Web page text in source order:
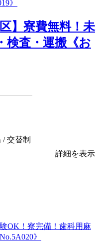
】寮費無料！未
検査・運搬《お
交替制
詳細を表示